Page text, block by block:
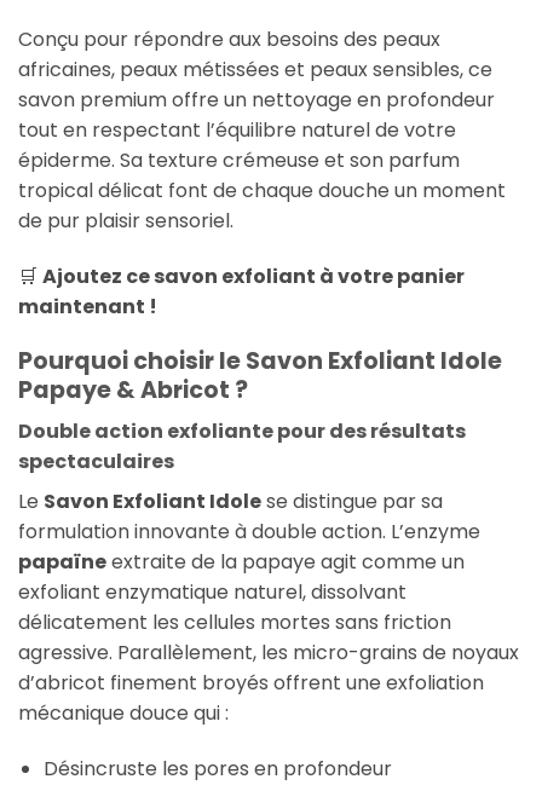
Conçu pour répondre aux besoins des peaux
africaines, peaux métissées et peaux sensibles, ce
savon premium offre un nettoyage en profondeur
tout en respectant l’équilibre naturel de votre
épiderme. Sa texture crémeuse et son parfum
tropical délicat font de chaque douche un moment
de pur plaisir sensoriel.
🛒 Ajoutez ce savon exfoliant à votre panier
maintenant !
Pourquoi choisir le Savon Exfoliant Idole
Papaye & Abricot ?
Double action exfoliante pour des résultats
spectaculaires
Le Savon Exfoliant Idolese distingue par sa
formulation innovante à double action. L’enzyme
papaïneextraite de la papaye agit comme un
exfoliant enzymatique naturel, dissolvant
délicatement les cellules mortes sans friction
agressive. Parallèlement, les micro-grains de noyaux
d’abricot finement broyés offrent une exfoliation
mécanique douce qui :
Désincruste les pores en profondeur